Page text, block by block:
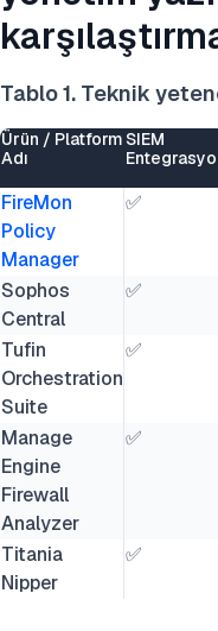
Tablo 1. Teknik
Ürün / Platform
Adı
SIEM
FireMon
Policy
Manager
✅
Sophos
Central
✅
Tufin
Orchestration
Suite
✅
Manage
Engine
Firewall
Analyzer
✅
Titania
Nipper
✅